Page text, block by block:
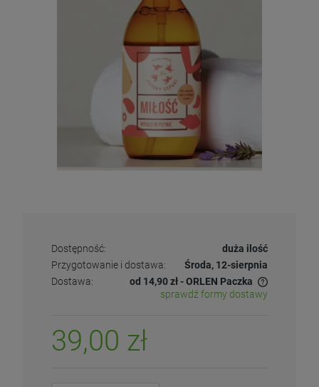
Dostępność:
duża ilość
Przygotowanie i dostawa:
Środa, 12-sierpnia
Dostawa:
od 14,90 zł- ORLEN Paczka
sprawdź formy dostawy
39,00 zł